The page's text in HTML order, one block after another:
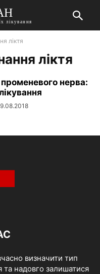
лікування
ліктя
ліктя
нерва:
визначити тип
та надовго залишатися